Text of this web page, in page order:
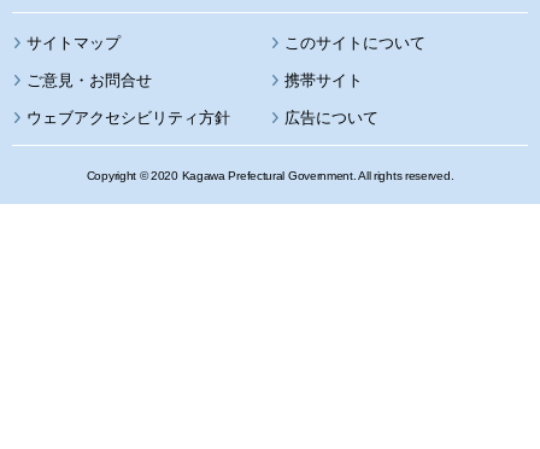
サイトマップ このサイトについて
携帯サイト
ウェブアクセシビリティ方針 広告について
Copyright © 2020 Kagawa Prefectural Government. All rights reserved.